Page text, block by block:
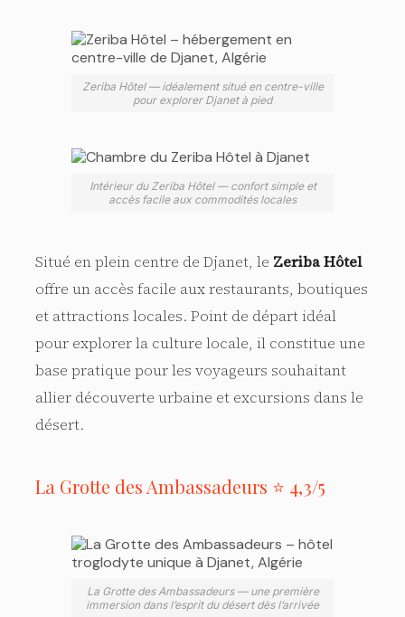
Zeriba Hôtel — idéalement situé en centre-ville
pour explorer Djanet à pied
Intérieur du Zeriba Hôtel — confort simple et
accès facile aux commodités locales
Situé en plein centre de Djanet, le Zeriba Hôtel
offre un accès facile aux restaurants, boutiques
et attractions locales. Point de départ idéal
pour explorer la culture locale, il constitue une
base pratique pour les voyageurs souhaitant
allier découverte urbaine et excursions dans le
désert.
La Grotte des Ambassadeurs ⭐ 4,3/5
La Grotte des Ambassadeurs — une première
immersion dans l’esprit du désert dès l’arrivée